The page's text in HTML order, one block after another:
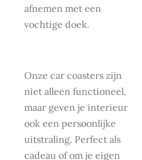
afnemen met een
vochtige doek.
Onze car coasters zijn
niet alleen functioneel,
maar geven je interieur
ook een persoonlijke
uitstraling. Perfect als
cadeau of om je eigen